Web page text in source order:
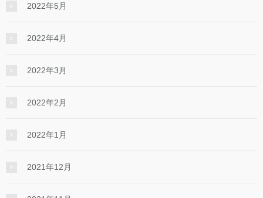
2022年5月
2022年4月
2022年3月
2022年2月
2022年1月
2021年12月